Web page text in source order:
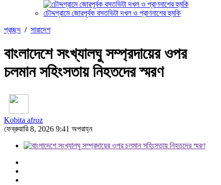
চৌদ্দগ্রামে জোরপূর্বক বসতভিটা দখল ও প্রাণনাশের হুমকি
প্রচ্ছদ / সারাদেশ
বাংলাদেশে সংখ্যালঘু সম্প্রদায়ের ওপর
চলমান সহিংসতায় নিহতদের স্মরণ
Kobita afroz
ফেব্রুয়ারি 8, 2026 9:41 অপরাহ্ন